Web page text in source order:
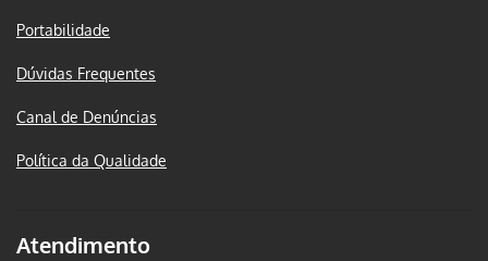
Portabilidade
Dúvidas Frequentes
Canal de Denúncias
Política da Qualidade
Atendimento